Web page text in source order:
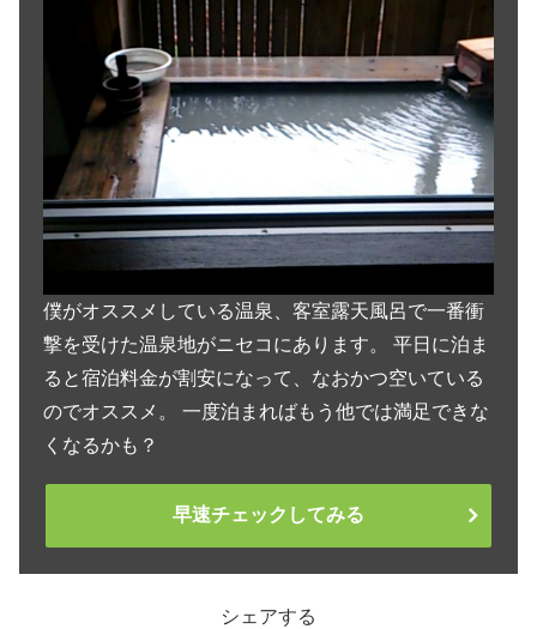
僕がオススメしている温泉、客室露天風呂で一番衝
撃を受けた温泉地がニセコにあります。 平日に泊ま
ると宿泊料金が割安になって、なおかつ空いている
のでオススメ。 一度泊まればもう他では満足できな
くなるかも？
早速チェックしてみる
シェアする